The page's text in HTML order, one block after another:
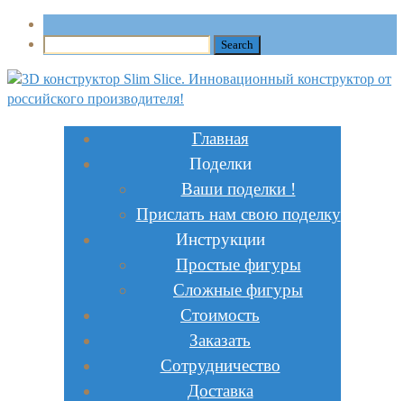
Главная
Поделки
Ваши поделки !
Прислать нам свою поделку
Инструкции
Простые фигуры
Сложные фигуры
Стоимость
Заказать
Сотрудничество
Доставка